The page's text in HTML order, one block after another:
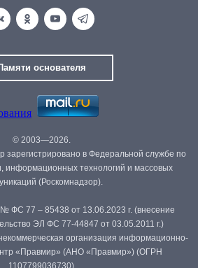
основателя
© 2003—2026.
зарегистрировано в Федеральной службе по
информационных технологий и массовых
(Роскомнадзор).
ФС 77 – 85438 от 13.06.2023 г. (внесение
ЭЛ ФС 77-44847 от 03.05.2011 г.)
организация информационно-
«Правмир» (АНО «Правмир») (ОГРН
1107799036730)